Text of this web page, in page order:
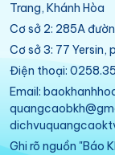
Trang, Khánh Hòa
Cơ sở 2: 285A
Cơ sở 3: 77 Yersin,
Điện thoại:
Email:
Ghi rõ nguồn "Báo